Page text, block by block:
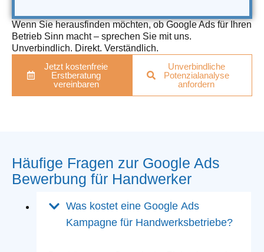
Wenn Sie herausfinden möchten, ob Google Ads für Ihren
Betrieb Sinn macht – sprechen Sie mit uns.
Unverbindlich. Direkt. Verständlich.
Jetzt kostenfreie
Erstberatung
vereinbaren
Unverbindliche
Potenzialanalyse
anfordern
Häufige Fragen zur Google Ads
Bewerbung für Handwerker
Was kostet eine Google Ads
Kampagne für Handwerksbetriebe?